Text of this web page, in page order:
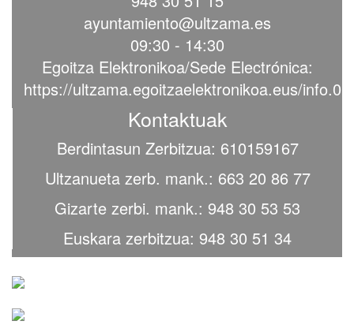
ayuntamiento@ultzama.es
09:30 - 14:30
Egoitza Elektronikoa/Sede Electrónica:
https://ultzama.egoitzaelektronikoa.eus/info.0
Kontaktuak
Berdintasun Zerbitzua: 610159167
Ultzanueta zerb. mank.: 663 20 86 77
Gizarte zerbi. mank.: 948 30 53 53
Euskara zerbitzua: 948 30 51 34